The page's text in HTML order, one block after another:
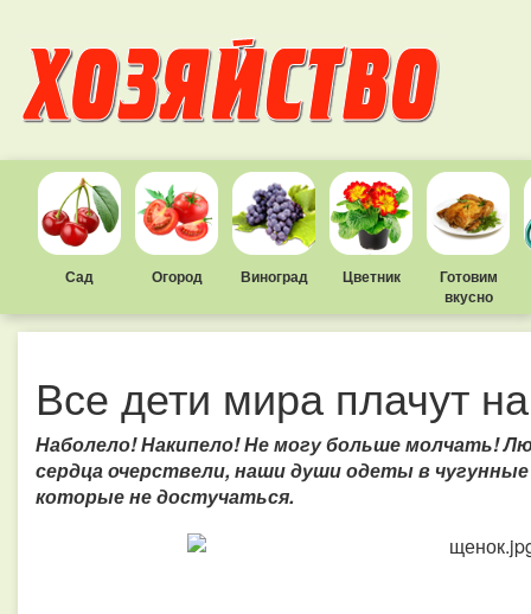
Сад Огород Виноград Цветник
Готовим
вкусно
Все дети мира плачут
Наболело! Накипело! Не могу больше молчать!
сердца очерствели, наши души одеты в
которые не достучаться.